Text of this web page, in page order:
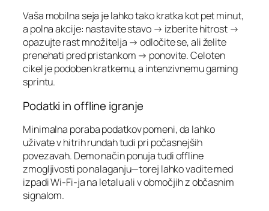
Vaša mobilna seja je lahko tako kratka kot pet minut,
a polna akcije: nastavite stavo → izberite hitrost →
opazujte rast množitelja → odločite se, ali želite
prenehati pred pristankom → ponovite. Celoten
cikel je podoben kratkemu, a intenzivnemu gaming
sprintu.
Podatki in offline igranje
Minimalna poraba podatkov pomeni, da lahko
uživate v hitrih rundah tudi pri počasnejših
povezavah. Demo način ponuja tudi offline
zmogljivosti po nalaganju—torej lahko vadite med
izpadi Wi‑Fi-ja na letalu ali v območjih z občasnim
signalom.